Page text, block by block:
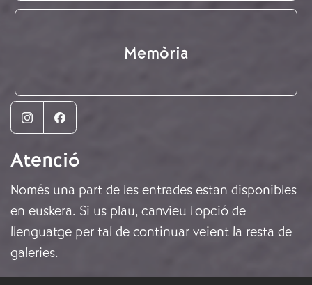
Memòria
InstagramFacebook
Atenció
Només una part de les entrades estan disponibles
en euskera. Si us plau, canvieu l'opció de
llenguatge per tal de continuar veient la resta de
galeries.